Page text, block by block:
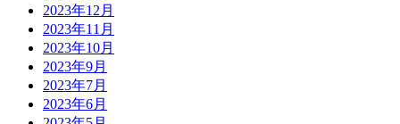
2023年12月
2023年11月
2023年10月
2023年9月
2023年7月
2023年6月